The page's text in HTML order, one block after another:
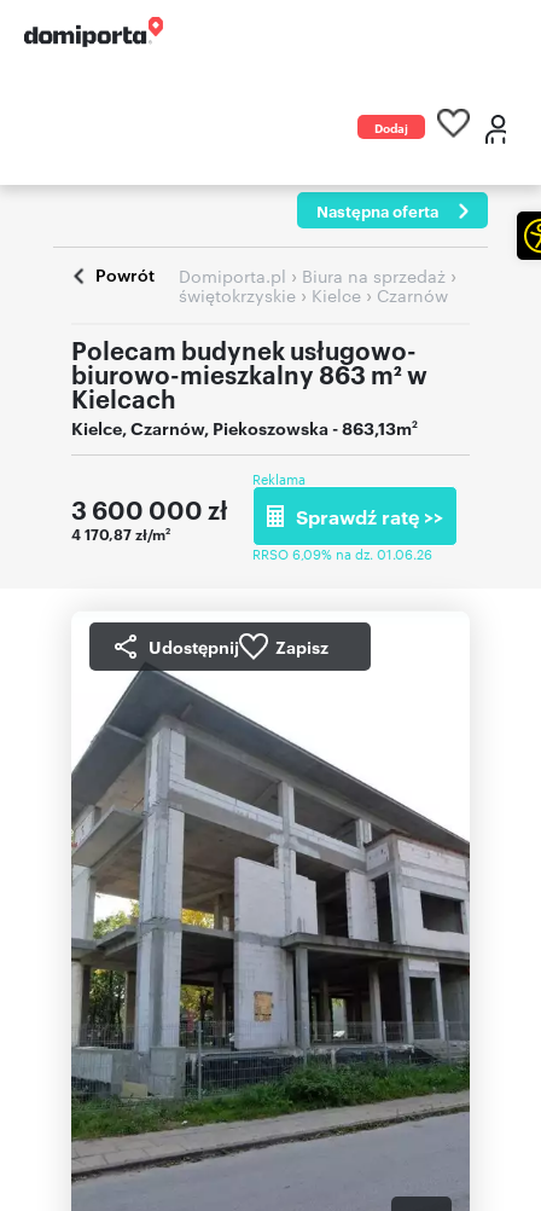
Dodaj
Następna oferta
Powrót Domiporta.pl › Biura na sprzedaż ›
świętokrzyskie › Kielce › Czarnów
Polecam budynek usługowo-
biurowo-mieszkalny 863 m² w
Kielcach
Kielce,Czarnów, Piekoszowska- 863,13m2
3 600 000 zł
4 170,87 zł/m2
Reklama
Sprawdź ratę >>
RRSO 6,09% na dz. 01.06.26
Udostępnij Zapisz